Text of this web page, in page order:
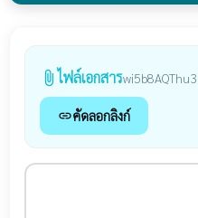
attach_file ไฟล์เอกสาร
linkคัดลอกลิงก์